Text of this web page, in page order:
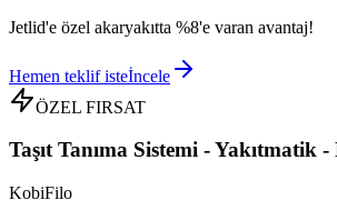
Jetlid'e özel akaryakıtta %8'e varan avantaj!
Hemen teklif isteİncele
ÖZEL FIRSAT
Taşıt Tanıma Sistemi - Yakıtmatik
KobiFilo